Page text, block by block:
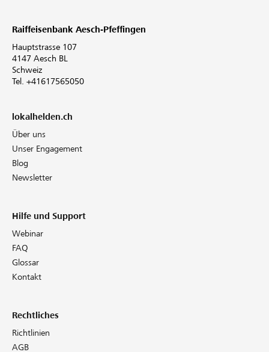
Raiffeisenbank Aesch-Pfeffingen
Hauptstrasse 107
4147 Aesch BL
Schweiz
Tel. +41617565050
lokalhelden.ch
Über uns
Unser Engagement
Blog
Newsletter
Hilfe und Support
Webinar
FAQ
Glossar
Kontakt
Rechtliches
Richtlinien
AGB